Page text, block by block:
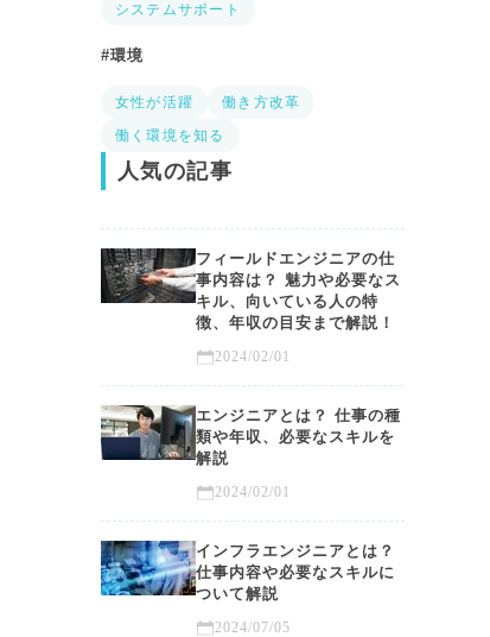
システムサポート
環境
女性が活躍
働き方改革
働く環境を知る
人気の記事
フィールドエンジニアの仕
事内容は？ 魅力や必要なス
キル、向いている人の特
徴、年収の目安まで解説！
2024/02/01
エンジニアとは？ 仕事の種
類や年収、必要なスキルを
解説
2024/02/01
インフラエンジニアとは？
仕事内容や必要なスキルに
ついて解説
2024/07/05